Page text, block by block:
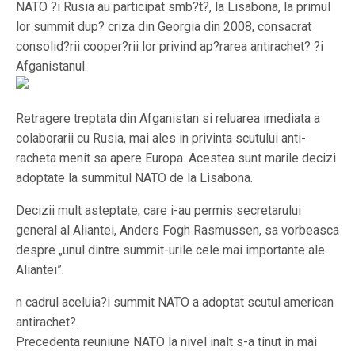
NATO ?i Rusia au participat smb?t?, la Lisabona, la primul
lor summit dup? criza din Georgia din 2008, consacrat
consolid?rii cooper?rii lor privind ap?rarea antirachet? ?i
Afganistanul.
Retragere treptata din Afganistan si reluarea imediata a
colaborarii cu Rusia, mai ales in privinta scutului anti-
racheta menit sa apere Europa. Acestea sunt marile decizi
adoptate la summitul NATO de la Lisabona.
Decizii mult asteptate, care i-au permis secretarului
general al Aliantei, Anders Fogh Rasmussen, sa vorbeasca
despre „unul dintre summit-urile cele mai importante ale
Aliantei”.
n cadrul aceluia?i summit NATO a adoptat scutul american
antirachet?.
Precedenta reuniune NATO la nivel inalt s-a tinut in mai